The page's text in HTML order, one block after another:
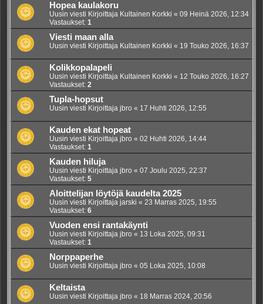
Hopea kaulakoru
Uusin viesti Kirjoittaja Kultainen Korkki « 09 Heinä 2026, 12:34
Vastaukset: 1
Viesti maan alla
Uusin viesti Kirjoittaja Kultainen Korkki « 19 Touko 2026, 16:37
Kolikkopalapeli
Uusin viesti Kirjoittaja Kultainen Korkki « 12 Touko 2026, 16:27
Vastaukset: 2
Tupla-hopsut
Uusin viesti Kirjoittaja jbro « 17 Huhti 2026, 12:55
Kauden ekat hopeat
Uusin viesti Kirjoittaja jbro « 02 Huhti 2026, 14:44
Vastaukset: 1
Kauden hiluja
Uusin viesti Kirjoittaja jbro « 07 Joulu 2025, 22:37
Vastaukset: 5
Aloittelijan löytöjä kaudelta 2025
Uusin viesti Kirjoittaja jarski « 23 Marras 2025, 19:55
Vastaukset: 6
Vuoden ensi rantakäynti
Uusin viesti Kirjoittaja jbro « 13 Loka 2025, 09:31
Vastaukset: 1
Norppaperhe
Uusin viesti Kirjoittaja jbro « 05 Loka 2025, 10:08
Keltaista
Uusin viesti Kirjoittaja jbro « 18 Marras 2024, 20:56